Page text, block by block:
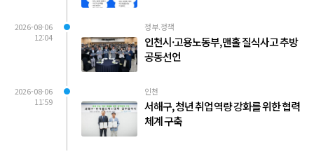
2026-08-06
12:04
정부.정책
인천시·고용노동부, 맨홀 질식사고 추방
공동선언
2026-08-06
11:59
인천
서해구, 청년 취업 역량 강화를 위한 협력
체계 구축